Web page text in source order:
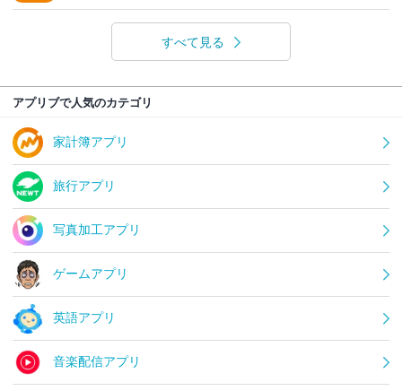
すべて見る
アプリブで人気のカテゴリ
家計簿アプリ
旅行アプリ
写真加工アプリ
ゲームアプリ
英語アプリ
音楽配信アプリ